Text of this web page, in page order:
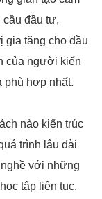
cầu đầu tư,
gia tăng cho đầu
của người kiến
phù hợp nhất.
nào kiến trúc
trình lâu dài
với những
tập liên tục.